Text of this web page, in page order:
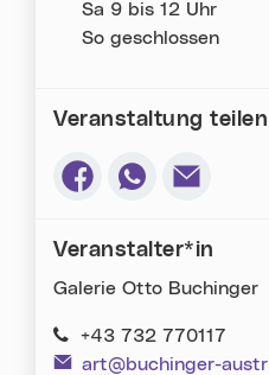
Sa 9 bis 12 Uhr
So geschlossen
Veranstaltung teilen
Veranstalter*in
Galerie Otto Buchinger
+43 732 770117
art@buchinger-